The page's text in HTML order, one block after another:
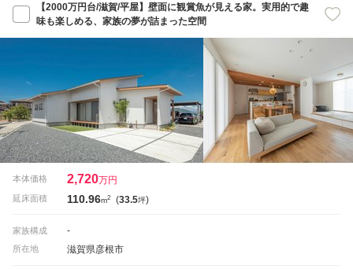
【2000万円台/滋賀/平屋】壁面に観賞魚が見える家。実用的で趣
味も楽しめる、家族の夢が詰まった空間
本体価格 2,720万円
延床面積 110.96m2 (33.5坪)
家族構成 -
所在地 滋賀県彦根市